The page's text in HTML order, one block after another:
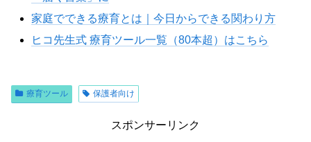
家庭でできる療育とは｜今日からできる関わり方
ヒコ先生式 療育ツール一覧（80本超）はこちら
療育ツール 保護者向け
スポンサーリンク